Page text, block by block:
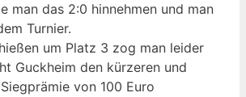
man das 2:0 hinnehmen und man
Turnier.
um Platz 3 zog man leider
Guckheim den kürzeren und
von 100 Euro